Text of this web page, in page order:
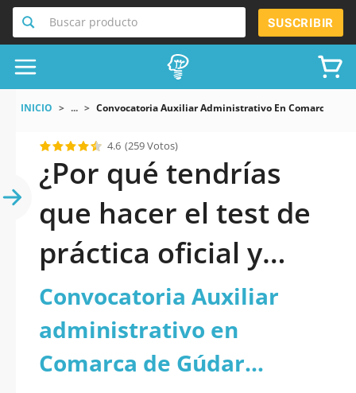
Buscar producto SUSCRIBIR
INICIO ... Convocatoria Auxiliar Administrativo En Comarca De
4.6 (259 Votos)
¿Por qué tendrías
que hacer el test de
práctica oficial y
actualizado de
Convocatoria
Auxiliar
Convocatoria Auxiliar
administrativo en
Comarca de Gúdar